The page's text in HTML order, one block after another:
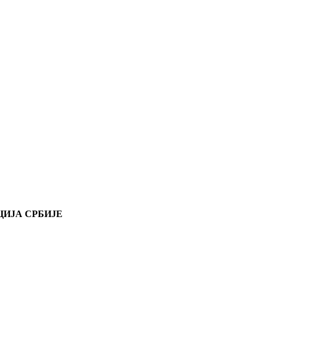
СРБИЈЕ